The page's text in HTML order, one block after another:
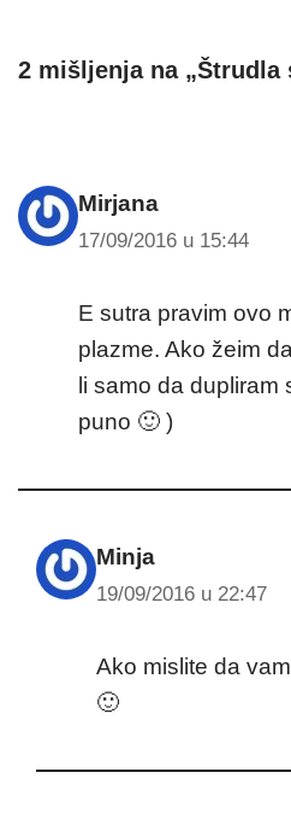
2 mišljenja na „Štrudla
Mirjana
17/09/2016 u 15:44
E sutra pravim ovo
plazme. Ako žeim
li samo da dupliram
puno 🙂 )
Minja
19/09/2016 u 22:47
Ako mislite da
🙂